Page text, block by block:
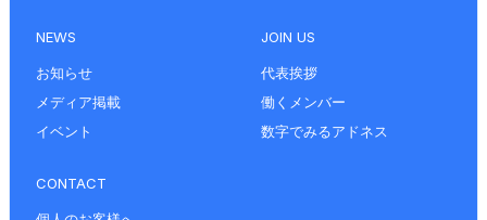
NEWS
お知らせ
メディア掲載
イベント
JOIN US
代表挨拶
働くメンバー
数字でみるアドネス
CONTACT